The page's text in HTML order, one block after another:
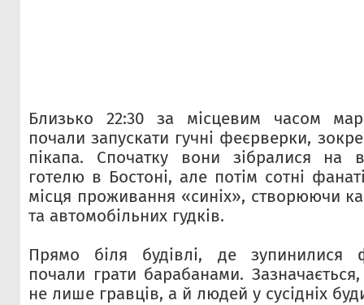
Близько 22:30 за місцевим часом
почали запускати гучні феєрверки,
пікапа. Спочатку вони зібралися на
готелю в Бостоні, але потім сотні
місця проживання «синіх», створюючи
та автомобільних гудків.
Прямо біля будівлі, де зупинилися
почали грати барабанами.
не лише гравців, а й людей у сусідніх